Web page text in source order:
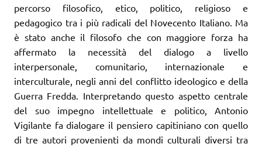
percorso filosofico, etico, politico, religioso e
pedagogico tra i più radicali del Novecento Italiano. Ma
è stato anche il filosofo che con maggiore forza ha
affermato la necessità del dialogo a livello
interpersonale, comunitario, internazionale e
interculturale, negli anni del conflitto ideologico e della
Guerra Fredda. Interpretando questo aspetto centrale
del suo impegno intellettuale e politico, Antonio
Vigilante fa dialogare il pensiero capitiniano con quello
di tre autori provenienti da mondi culturali diversi tra